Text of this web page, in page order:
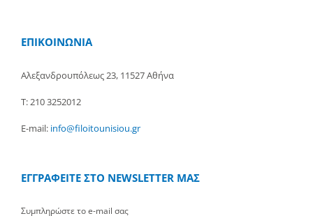
ΕΠΙΚΟΙΝΩΝΙΑ
Αλεξανδρουπόλεως 23, 11527 Αθήνα
Τ: 210 3252012
E-mail: info@filoitounisiou.gr
ΕΓΓΡΑΦΕΙΤΕ ΣΤΟ NEWSLETTER ΜΑΣ
Συμπληρώστε το e-mail σας